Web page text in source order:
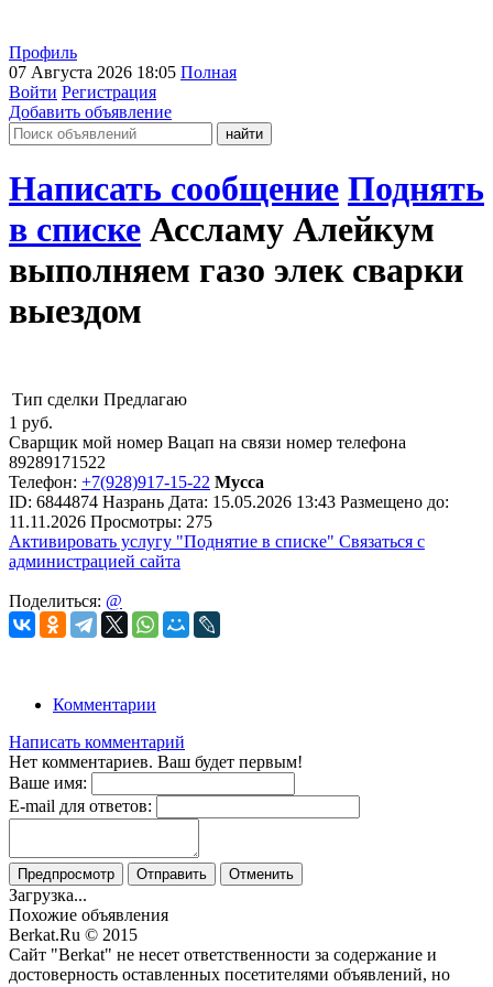
Профиль
07 Августа 2026 18:05 Полная
Войти Регистрация
Добавить объявление
Написать сообщение Поднять
в списке Ассламу Алейкум
выполняем газо элек сварки
выездом
Тип сделки Предлагаю
1 руб.
Сварщик мой номер Вацап на связи номер телефона
89289171522
Телефон: +7(928)917-15-22 Мусса
ID: 6844874 Назрань Дата: 15.05.2026 13:43 Размещено до:
11.11.2026 Просмотры: 275
Активировать услугу "Поднятие в списке" Связаться с
администрацией сайта
Поделиться: @
Комментарии
Написать комментарий
Нет комментариев. Ваш будет первым!
Ваше имя:
E-mail для ответов:
Предпросмотр Отправить Отменить
Загрузка...
Похожие объявления
Berkat.Ru © 2015
Сайт "Berkat" не несет ответственности за содержание и
достоверность оставленных посетителями объявлений, но